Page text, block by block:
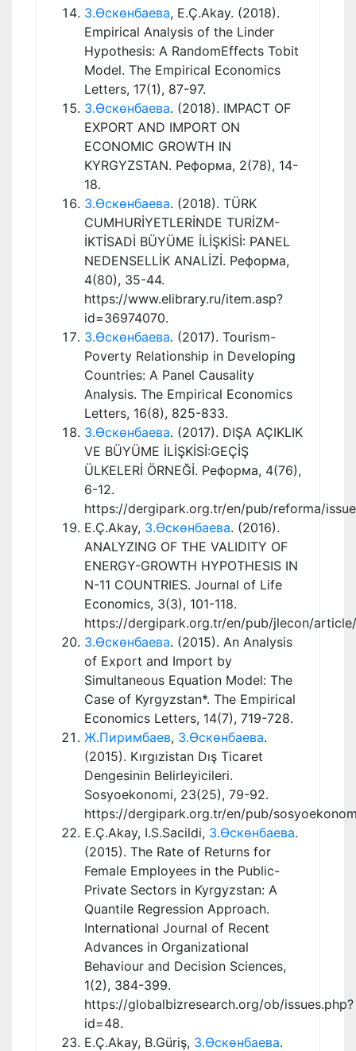
З.Өскөнбаева, E.Ç.Akay. (2018).
Empirical Analysis of the Linder
Hypothesis: A RandomEffects Tobit
Model. The Empirical Economics
Letters, 17(1), 87-97.
З.Өскөнбаева. (2018). IMPACT OF
EXPORT AND IMPORT ON
ECONOMIC GROWTH IN
KYRGYZSTAN. Реформа, 2(78), 14-
18.
З.Өскөнбаева. (2018). TÜRK
CUMHURİYETLERİNDE TURİZM-
İKTİSADİ BÜYÜME İLİŞKİSİ: PANEL
NEDENSELLİK ANALİZİ. Реформа,
4(80), 35-44.
https://www.elibrary.ru/item.asp?
id=36974070.
З.Өскөнбаева. (2017). Tourism-
Poverty Relationship in Developing
Countries: A Panel Causality
Analysis. The Empirical Economics
Letters, 16(8), 825-833.
З.Өскөнбаева. (2017). DIŞA AÇIKLIK
VE BÜYÜME İLİŞKİSİ:GEÇİŞ
ÜLKELERİ ÖRNEĞİ. Реформа, 4(76),
6-12.
https://dergipark.org.tr/en/pub/reforma/
E.Ç.Akay, З.Өскөнбаева. (2016).
ANALYZING OF THE VALIDITY OF
ENERGY-GROWTH HYPOTHESIS IN
N-11 COUNTRIES. Journal of Life
Economics, 3(3), 101-118.
https://dergipark.org.tr/en/pub/jlecon/
З.Өскөнбаева. (2015). An Analysis
of Export and Import by
Simultaneous Equation Model: The
Case of Kyrgyzstan*. The Empirical
Economics Letters, 14(7), 719-728.
Ж.Пиримбаев, З.Өскөнбаева.
(2015). Kırgızistan Dış Ticaret
Dengesinin Belirleyicileri.
Sosyoekonomi, 23(25), 79-92.
https://dergipark.org.tr/en/pub/
E.Ç.Akay, I.S.Sacildi, З.Өскөнбаева.
(2015). The Rate of Returns for
Female Employees in the Public-
Private Sectors in Kyrgyzstan: A
Quantile Regression Approach.
International Journal of Recent
Advances in Organizational
Behaviour and Decision Sciences,
1(2), 384-399.
https://globalbizresearch.org/ob/issues.php?
id=48.
E.Ç.Akay, B.Güriş, З.Өскөнбаева.